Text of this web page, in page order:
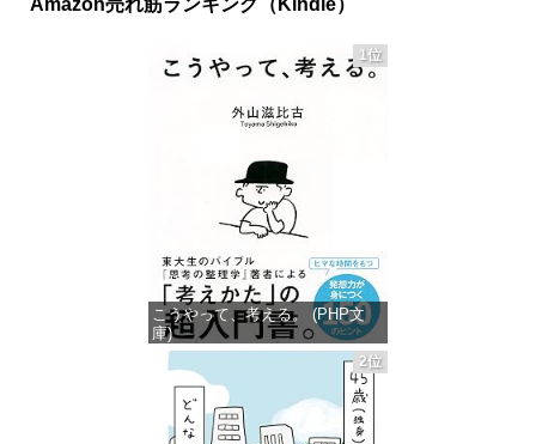
Amazon売れ筋ランキング（Kindle）
1位
こうやって、考える。 (PHP文
庫)
価格：¥649
2位